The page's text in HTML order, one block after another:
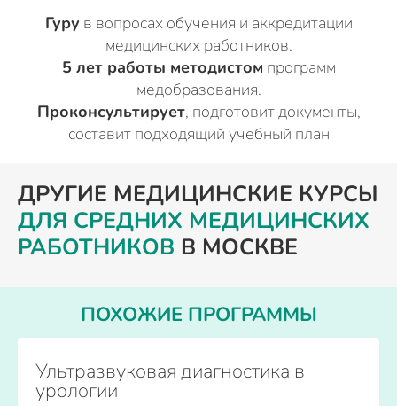
Гуру в вопросах обучения и аккредитации
медицинских работников.
5 лет работы методистом программ
медобразования.
Проконсультирует, подготовит документы,
составит подходящий учебный план
ДРУГИЕ МЕДИЦИНСКИЕ КУРСЫ
ДЛЯ СРЕДНИХ МЕДИЦИНСКИХ
РАБОТНИКОВ В МОСКВЕ
ПОХОЖИЕ ПРОГРАММЫ
Ультразвуковая диагностика в
урологии